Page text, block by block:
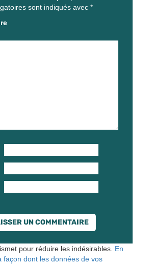
sont indiqués avec *
pour réduire les indésirables. En
façon dont les données de vos